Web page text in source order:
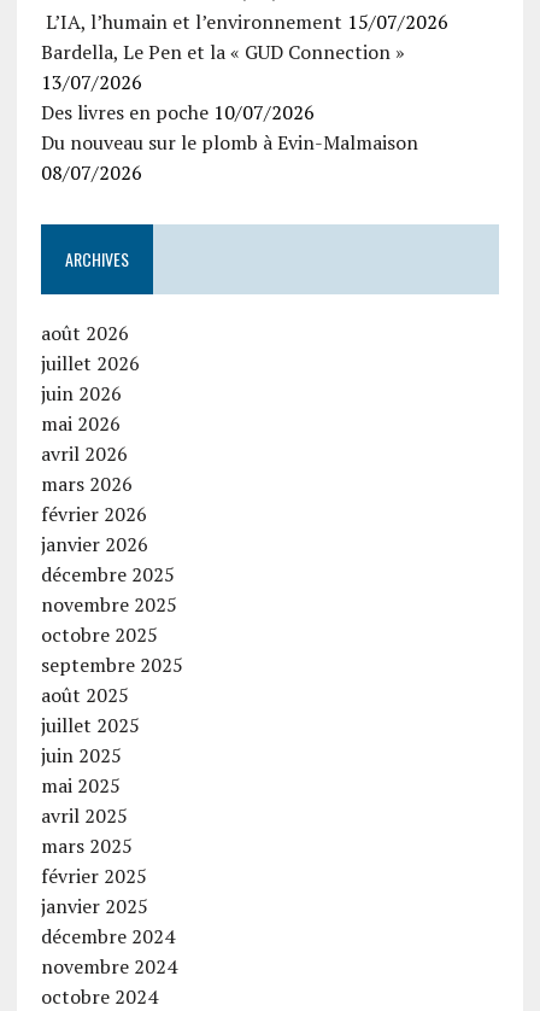
L’IA, l’humain et l’environnement 15/07/2026
Bardella, Le Pen et la « GUD Connection »
13/07/2026
Des livres en poche 10/07/2026
Du nouveau sur le plomb à Evin-Malmaison
08/07/2026
ARCHIVES
août 2026
juillet 2026
juin 2026
mai 2026
avril 2026
mars 2026
février 2026
janvier 2026
décembre 2025
novembre 2025
octobre 2025
septembre 2025
août 2025
juillet 2025
juin 2025
mai 2025
avril 2025
mars 2025
février 2025
janvier 2025
décembre 2024
novembre 2024
octobre 2024